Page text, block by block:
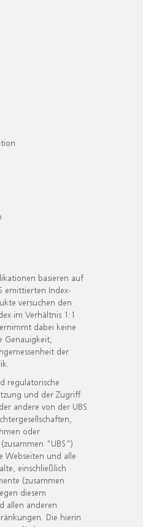
basieren auf
emittierten Index-
versuchen den
im Verhältnis 1:1
dabei keine
Genauigkeit,
der
regulatorische
und der Zugriff
andere von der UBS
oder
"UBS")
Webseiten und alle
einschließlich
(zusammen
diesem
allen anderen
Die hierin